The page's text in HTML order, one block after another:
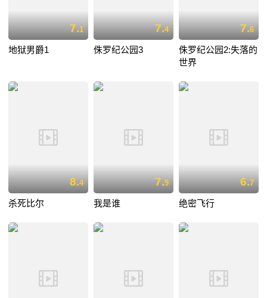
7.1
地狱男爵1
7.4
侏罗纪公园3
7.6
侏罗纪公园2:失落的
世界
8.4
杀死比尔
7.9
我是谁
6.7
绝密飞行